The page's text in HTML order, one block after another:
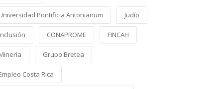
Pontificia Antonianum Judío
CONAPROME FINCAH
Grupo Bretea
Costa Rica